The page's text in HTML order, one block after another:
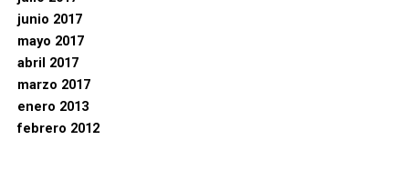
junio 2017
mayo 2017
abril 2017
marzo 2017
enero 2013
febrero 2012